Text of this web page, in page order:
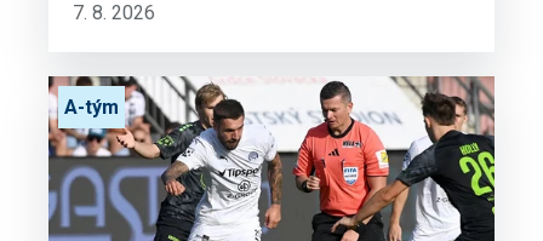
7. 8. 2026
A-tým